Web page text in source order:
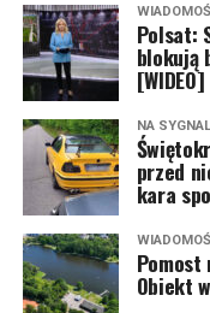
Polsat:
blokują
[WIDEO]
NA
przed
kara
Pomost
Obiekt